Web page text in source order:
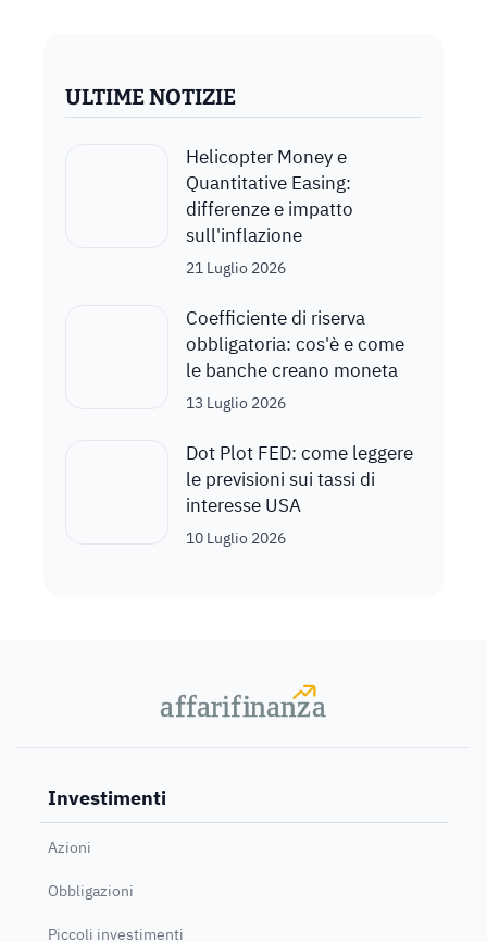
ULTIME NOTIZIE
Helicopter Money e
Quantitative Easing:
differenze e impatto
sull'inflazione
21 Luglio 2026
Coefficiente di riserva
obbligatoria: cos'è e come
le banche creano moneta
13 Luglio 2026
Dot Plot FED: come leggere
le previsioni sui tassi di
interesse USA
10 Luglio 2026
affarifinanza
affarifinanza
Investimenti
Azioni
Obbligazioni
Piccoli investimenti